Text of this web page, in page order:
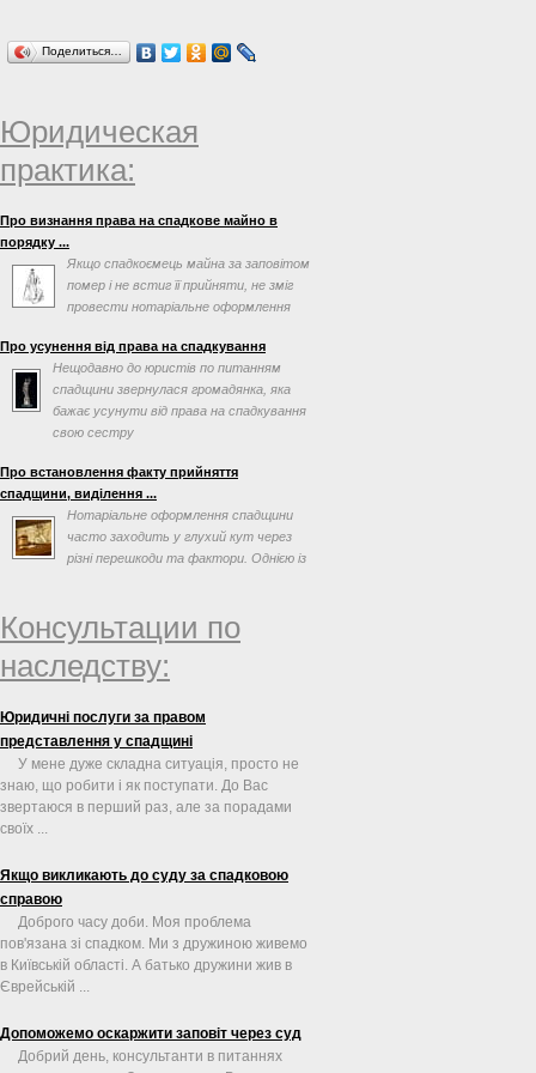
Поделиться…
Юридическая
практика:
Про визнання права на спадкове майно в
порядку ...
Якщо спадкоємець майна за заповітом
помер і не встиг її прийняти, не зміг
провести нотаріальне оформлення
Про усунення від права на спадкування
Нещодавно до юристів по питанням
спадщини звернулася громадянка, яка
бажає усунути від права на спадкування
свою сестру
Про встановлення факту прийняття
спадщини, виділення ...
Нотаріальне оформлення спадщини
часто заходить у глухий кут через
різні перешкоди та фактори. Однією із
Консультации по
наследству:
Юридичні послуги за правом
представлення у спадщині
У мене дуже складна ситуація, просто не
знаю, що робити і як поступати. До Вас
звертаюся в перший раз, але за порадами
своїх ...
Якщо викликають до суду за спадковою
справою
Доброго часу доби. Моя проблема
пов'язана зі спадком. Ми з дружиною живемо
в Київській області. А батько дружини жив в
Єврейській ...
Допоможемо оскаржити заповіт через суд
Добрий день, консультанти в питаннях